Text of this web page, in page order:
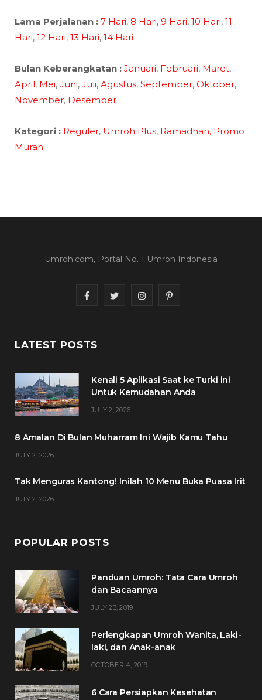
Lama Perjalanan : 7 Hari, 8 Hari, 9 Hari, 10 Hari, 11
Hari, 12 Hari, 13 Hari, 14 Hari
Bulan Keberangkatan : Januari, Februari, Maret,
April, Mei, Juni, Juli, Agustus, September, Oktober,
November, Desember
Kategori : Reguler, Umroh Plus, Ramadhan, Promo
Murah
Umroh.com, Portal No. 1 Umroh Indonesia
F
b
T
t
I
a
P
e
LATEST POSTS
Kenali 5 Aplikasi Saat ke Turki ini
Untuk Kemudahan Anda
JULY 2, 2026
8 Amalan Di Bulan Muharram Ini Wajib Kamu Tahu
JULY 2, 2026
Tak Menguras Kantong! Inilah 10 Menu Buka Puasa Irit
JULY 2, 2026
POPULAR POSTS
Panduan Umroh: Tata Cara Umroh
dan Bacaannya
JULY 23, 2019
Perlengkapan Umroh Wanita, Laki-
laki, dan Anak-anak
OCTOBER 4, 2019
6 Cara Persiapkan Kesehatan